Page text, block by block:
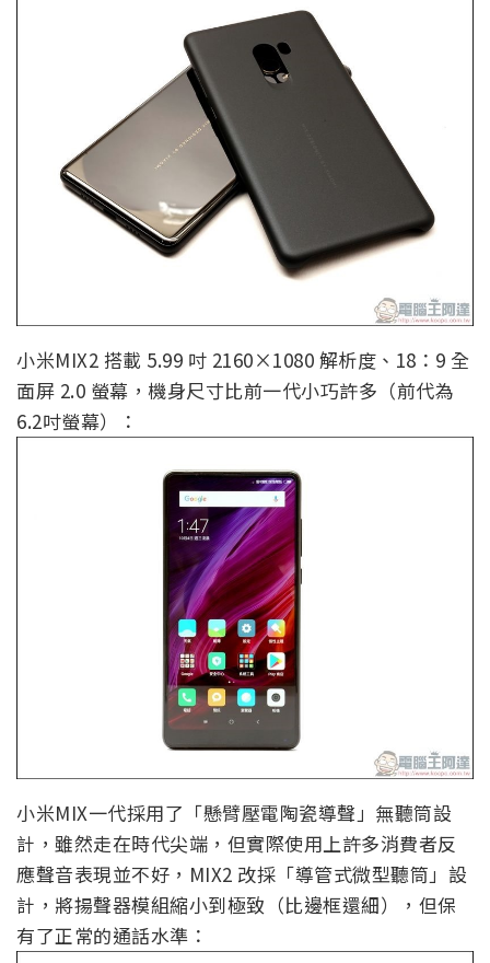
小米MIX2 搭載 5.99 吋 2160×1080 解析度、18：9 全
面屏 2.0 螢幕，機身尺寸比前一代小巧許多（前代為
6.2吋螢幕）：
小米MIX一代採用了「懸臂壓電陶瓷導聲」無聽筒設
計，雖然走在時代尖端，但實際使用上許多消費者反
應聲音表現並不好，MIX2 改採「導管式微型聽筒」設
計，將揚聲器模組縮小到極致（比邊框還細），但保
有了正常的通話水準：